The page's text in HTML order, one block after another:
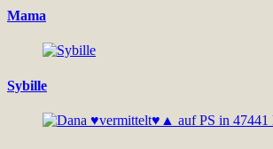
Mama
Sybille